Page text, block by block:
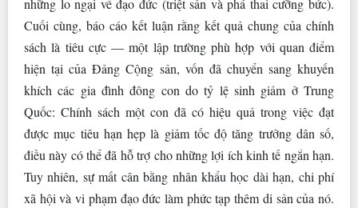
những lo ngại về đạo đức (triệt sản và phá thai cưỡng bức).
Cuối cùng, báo cáo kết luận rằng kết quả chung của chính
sách là tiêu cực — một lập trường phù hợp với quan điểm
hiện tại của Đảng Cộng sản, vốn đã chuyển sang khuyến
khích các gia đình đông con do tỷ lệ sinh giảm ở Trung
Quốc: Chính sách một con đã có hiệu quả trong việc đạt
được mục tiêu hạn hẹp là giảm tốc độ tăng trưởng dân số,
điều này có thể đã hỗ trợ cho những lợi ích kinh tế ngắn hạn.
Tuy nhiên, sự mất cân bằng nhân khẩu học dài hạn, chi phí
xã hội và vi phạm đạo đức làm phức tạp thêm di sản của nó.